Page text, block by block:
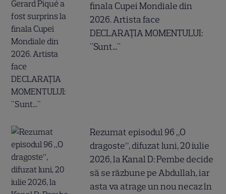
finala Cupei Mondiale din
2026. Artista face
DECLARAȚIA MOMENTULUI:
"Sunt..."
Rezumat episodul 96 „O
dragoste”, difuzat luni, 20 iulie
2026, la Kanal D: Pembe decide
să se răzbune pe Abdullah, iar
asta va atrage un nou necaz în